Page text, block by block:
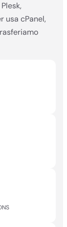
usa cPanel,